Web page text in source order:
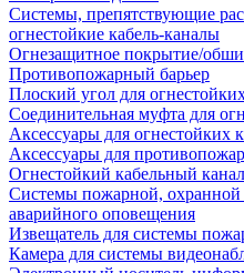
Системы, препятствующие
огнестойкие кабель-каналы
Огнезащитное покрытие/
Противопожарный барьер
Плоский угол для
Соединительная муфта для
Аксессуары для огнестойких
Аксессуары для
Огнестойкий кабельный канал
Системы пожарной, охранной
аварийного оповещения
Извещатель для системы
Камера для системы